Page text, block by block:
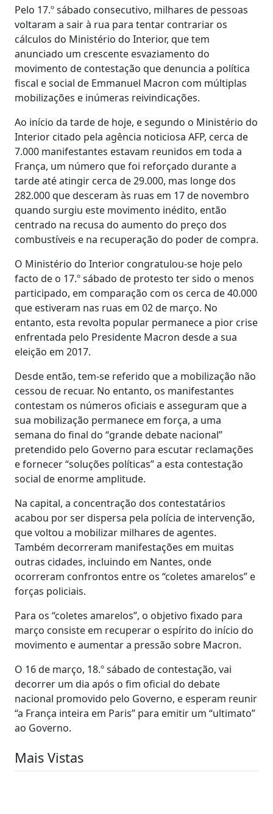
Pelo 17.º sábado consecutivo, milhares de pessoas
voltaram a sair à rua para tentar contrariar os
cálculos do Ministério do Interior, que tem
anunciado um crescente esvaziamento do
movimento de contestação que denuncia a política
fiscal e social de Emmanuel Macron com múltiplas
mobilizações e inúmeras reivindicações.
Ao início da tarde de hoje, e segundo o Ministério do
Interior citado pela agência noticiosa AFP, cerca de
7.000 manifestantes estavam reunidos em toda a
França, um número que foi reforçado durante a
tarde até atingir cerca de 29.000, mas longe dos
282.000 que desceram às ruas em 17 de novembro
quando surgiu este movimento inédito, então
centrado na recusa do aumento do preço dos
combustíveis e na recuperação do poder de compra.
O Ministério do Interior congratulou-se hoje pelo
facto de o 17.º sábado de protesto ter sido o menos
participado, em comparação com os cerca de 40.000
que estiveram nas ruas em 02 de março. No
entanto, esta revolta popular permanece a pior crise
enfrentada pelo Presidente Macron desde a sua
eleição em 2017.
Desde então, tem-se referido que a mobilização não
cessou de recuar. No entanto, os manifestantes
contestam os números oficiais e asseguram que a
sua mobilização permanece em força, a uma
semana do final do “grande debate nacional”
pretendido pelo Governo para escutar reclamações
e fornecer “soluções políticas” a esta contestação
social de enorme amplitude.
Na capital, a concentração dos contestatários
acabou por ser dispersa pela polícia de intervenção,
que voltou a mobilizar milhares de agentes.
Também decorreram manifestações em muitas
outras cidades, incluindo em Nantes, onde
ocorreram confrontos entre os “coletes amarelos” e
forças policiais.
Para os “coletes amarelos”, o objetivo fixado para
março consiste em recuperar o espírito do início do
movimento e aumentar a pressão sobre Macron.
O 16 de março, 18.º sábado de contestação, vai
decorrer um dia após o fim oficial do debate
nacional promovido pelo Governo, e esperam reunir
“a França inteira em Paris” para emitir um “ultimato”
ao Governo.
Mais Vistas